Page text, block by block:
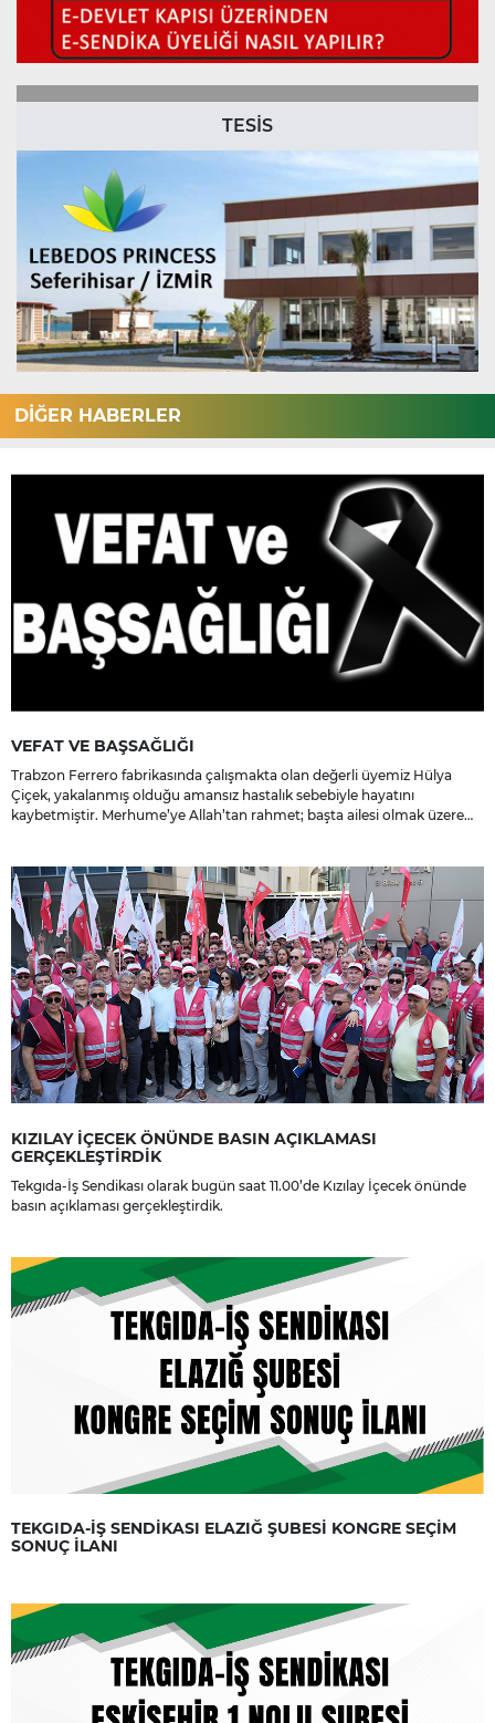
TESİS
DİĞER HABERLER
VEFAT VE BAŞSAĞLIĞI
Trabzon Ferrero fabrikasında çalışmakta olan değerli üyemiz Hülya
Çiçek, yakalanmış olduğu amansız hastalık sebebiyle hayatını
kaybetmiştir. Merhume’ye Allah’tan rahmet; başta ailesi olmak üzere
KIZILAY İÇECEK ÖNÜNDE BASIN AÇIKLAMASI
GERÇEKLEŞTİRDİK
Tekgıda-İş Sendikası olarak bugün saat 11.00’de Kızılay İçecek önünde
basın açıklaması gerçekleştirdik.
TEKGIDA-İŞ SENDİKASI ELAZIĞ ŞUBESİ KONGRE SEÇİM
SONUÇ İLANI